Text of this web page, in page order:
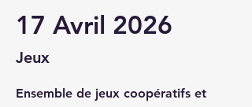
17 Avril 2026
Jeux
Ensemble de jeux coopératifs et